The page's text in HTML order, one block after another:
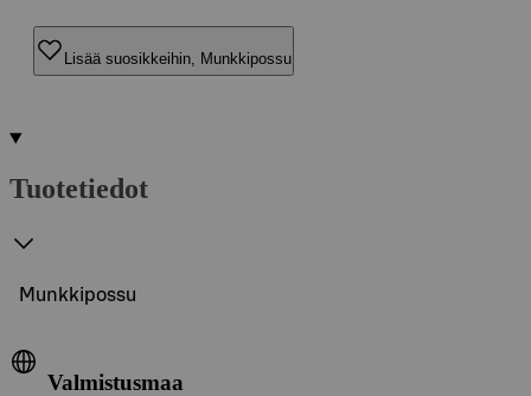
Lisää suosikkeihin, Munkkipossu
Tuotetiedot
Munkkipossu
Valmistusmaa